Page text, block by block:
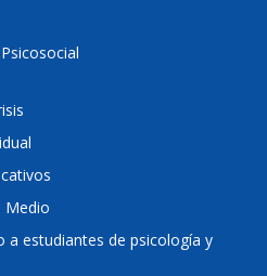
Medio
a estudiantes de psicología y